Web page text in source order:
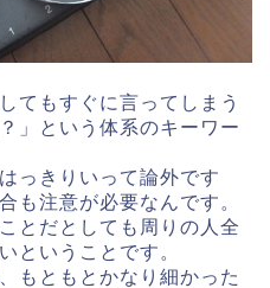
てもすぐに言ってしまう
」という体系のキーワー
っきりいって論外です
も注意が必要なんです。
とだとしても周りの人全
ということです。
もともとかなり細かった